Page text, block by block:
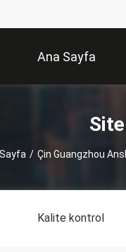
Ana Sayfa
/ Çin Guangzhou
Kalite kontrol